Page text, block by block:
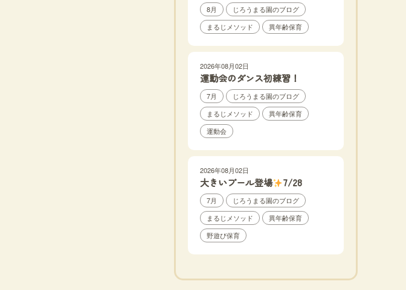
8月
じろうまる園のブログ
まるじメソッド
異年齢保育
2026年08月02日
運動会のダンス初練習！
7月
じろうまる園のブログ
まるじメソッド
異年齢保育
運動会
2026年08月02日
大きいプール登場 7/28
7月
じろうまる園のブログ
まるじメソッド
異年齢保育
野遊び保育